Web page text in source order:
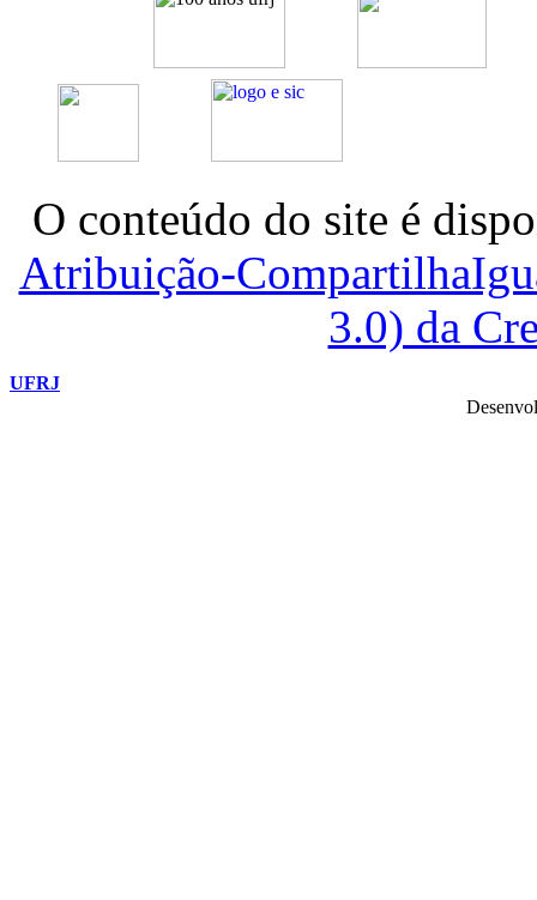
O conteúdo do site é
Atribuição-
3.0) da
UFRJ